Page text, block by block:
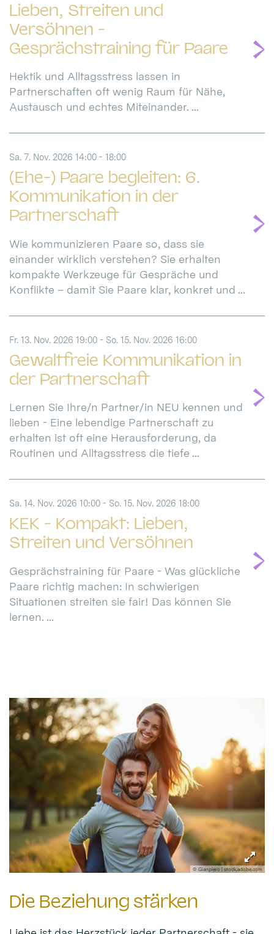
Lieben, Streiten und
Versöhnen -
Gesprächstraining für Paare
Hektik und Alltagsstress lassen in
Partnerschaften oft wenig Raum für Nähe,
Austausch und echtes Miteinander. ...
(Ehe-) Paare begleiten: 6.
Kommunikation in der
Partnerschaft
Sa. 7. Nov. 2026 14:00 - 18:00
Wie kommunizieren Paare so, dass sie
einander wirklich verstehen? Sie erhalten
kompakte Werkzeuge für Gespräche und
Konflikte – damit Sie Paare klar, konkret und ...
Gewaltfreie Kommunikation in
der Partnerschaft
Fr. 13. Nov. 2026 19:00 - So. 15. Nov. 2026 16:00
Lernen Sie Ihre/n Partner/in NEU kennen und
lieben - Eine lebendige Partnerschaft zu
erhalten ist oft eine Herausforderung, da
Routinen und Alltagsstress die tiefe ...
KEK - Kompakt: Lieben,
Streiten und Versöhnen
Sa. 14. Nov. 2026 10:00 - So. 15. Nov. 2026 18:00
Gesprächstraining für Paare - Was glückliche
Paare richtig machen: In schwierigen
Situationen streiten sie fair! Das können Sie
lernen. ...
© Gianpiero | stock.adobe.com
Die Beziehung stärken